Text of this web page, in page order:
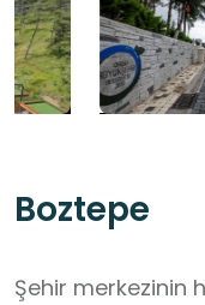
Boztepe
Şehir merkezinin